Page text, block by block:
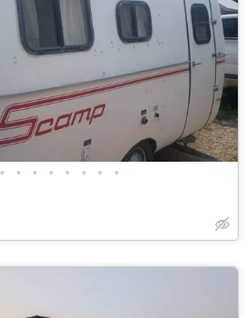
• • • • • • • •